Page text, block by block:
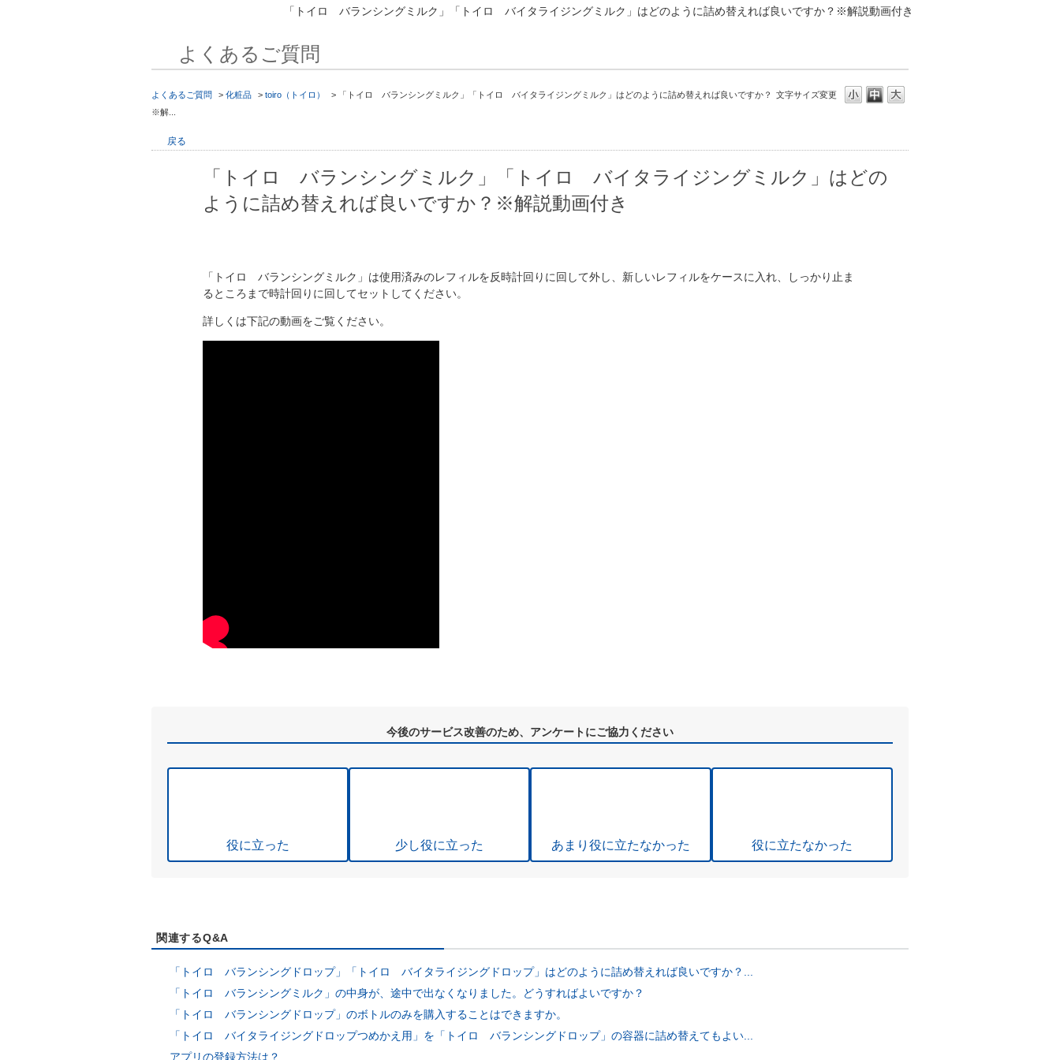
「トイロ バランシングミルク」「トイロ バイタライジングミルク」はどのように詰め替えれば良いですか？※解説動画付き
よくあるご質問
文字サイズ変更
よくあるご質問 > 化粧品 > toiro（トイロ） >
「トイロ バランシングミルク」「トイロ バイタライジングミルク」はどのように詰め替えれば良いですか？
※解...
戻る
「トイロ バランシングミルク」「トイロ バイタライジングミルク」はどの
ように詰め替えれば良いですか？※解説動画付き
「トイロ バランシングミルク」は使用済みのレフィルを反時計回りに回して外し、新しいレフィルをケースに入れ、しっかり止ま
るところまで時計回りに回してセットしてください。
詳しくは下記の動画をご覧ください。
今後のサービス改善のため、アンケートにご協力ください
役に立った 少し役に立った あまり役に立たなかった 役に立たなかった
関連するQ&A
「トイロ バランシングドロップ」「トイロ バイタライジングドロップ」はどのように詰め替えれば良いですか？...
「トイロ バランシングミルク」の中身が、途中で出なくなりました。どうすればよいですか？
「トイロ バランシングドロップ」のボトルのみを購入することはできますか。
「トイロ バイタライジングドロップつめかえ用」を「トイロ バランシングドロップ」の容器に詰め替えてもよい...
アプリの登録方法は？